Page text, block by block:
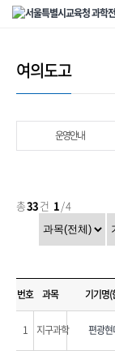
여의도고
운영안내
총33건 1/ 4
번호 과목 기기명(
1 지구과학 편광현